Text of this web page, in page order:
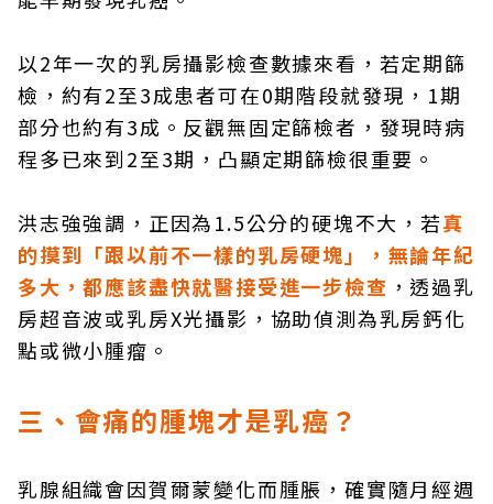
以2年一次的乳房攝影檢查數據來看，若定期篩
檢，約有2至3成患者可在0期階段就發現，1期
部分也約有3成。反觀無固定篩檢者，發現時病
程多已來到2至3期，凸顯定期篩檢很重要。
洪志強強調，正因為1.5公分的硬塊不大，若真
的摸到「跟以前不一樣的乳房硬塊」，無論年紀
多大，都應該盡快就醫接受進一步檢查 ，透過乳
房超音波或乳房X光攝影，協助偵測為乳房鈣化
點或微小腫瘤。
三、會痛的腫塊才是乳癌？
乳腺組織會因賀爾蒙變化而腫脹，確實隨月經週